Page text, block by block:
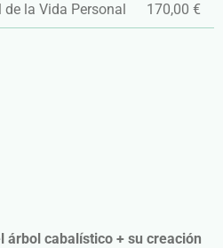
la Vida Personal 170,00 €
árbol cabalístico + su creación